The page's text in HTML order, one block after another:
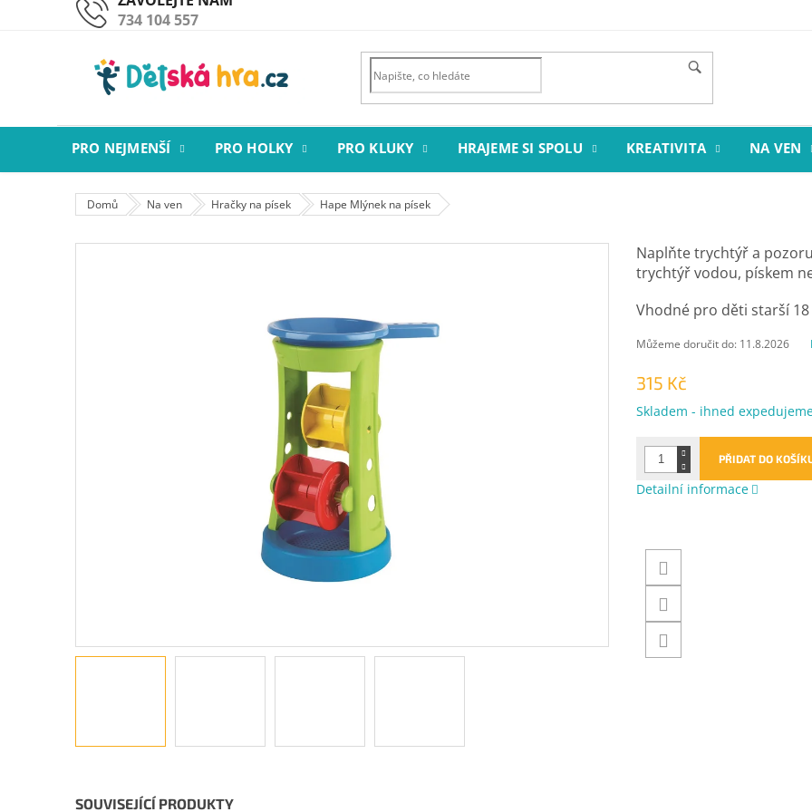
734 104 557
PRO NEJMENŠÍ PRO HOLKY PRO KLUKY HRAJEME SI SPOLU KREATIVITA NA VEN
Domů Na ven Hračky na písek Hape Mlýnek na písek
315 Kč
Měrná
Skladem - ihned
Můžeme doručit do: 11.8.2026
PŘIDAT DO
Naplňte trychtýř a
trychtýř vodou, pískem
Vhodné pro děti starší
Detailní informace
SOUVISEJÍCÍ PRODUKTY